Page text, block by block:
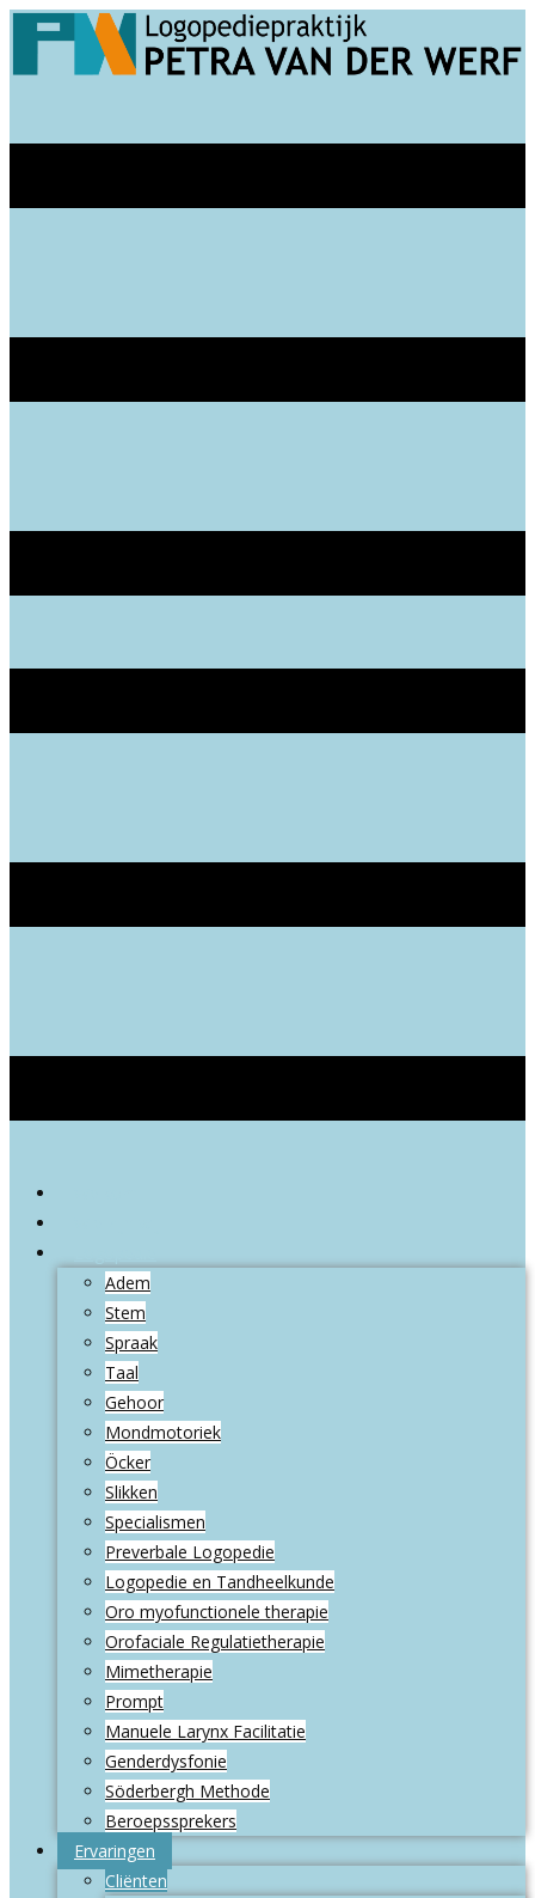
Adem
Stem
Spraak
Taal
Gehoor
Mondmotoriek
Öcker
Slikken
Specialismen
Preverbale Logopedie
Logopedie en Tandheelkunde
Oro myofunctionele therapie
Orofaciale Regulatietherapie
Mimetherapie
Prompt
Manuele Larynx Facilitatie
Genderdysfonie
Söderbergh Methode
Beroepssprekers
Ervaringen
Cliënten